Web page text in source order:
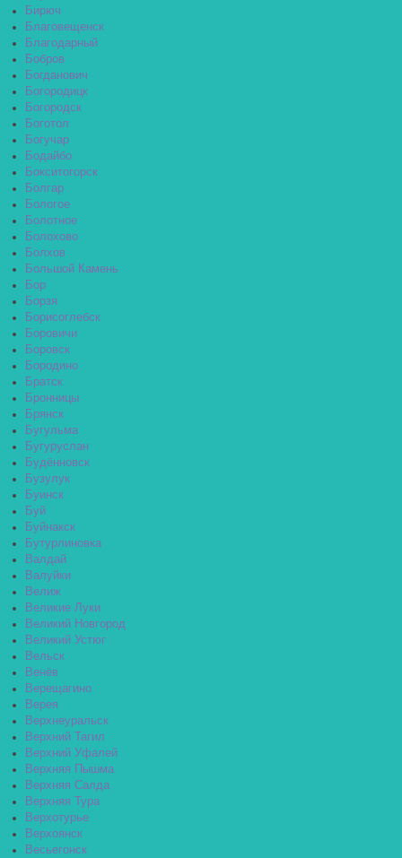
Бирюч
Благовещенск
Благодарный
Бобров
Богданович
Богородицк
Богородск
Боготол
Богучар
Бодайбо
Бокситогорск
Болгар
Бологое
Болотное
Болохово
Болхов
Большой Камень
Бор
Борзя
Борисоглебск
Боровичи
Боровск
Бородино
Братск
Бронницы
Брянск
Бугульма
Бугуруслан
Будённовск
Бузулук
Буинск
Буй
Буйнакск
Бутурлиновка
Валдай
Валуйки
Велиж
Великие Луки
Великий Новгород
Великий Устюг
Вельск
Венёв
Верещагино
Верея
Верхнеуральск
Верхний Тагил
Верхний Уфалей
Верхняя Пышма
Верхняя Салда
Верхняя Тура
Верхотурье
Верхоянск
Весьегонск